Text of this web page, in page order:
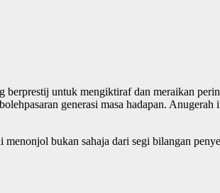
untuk mengiktiraf dan meraikan
generasi masa hadapan.
bukan sahaja dari segi bilangan